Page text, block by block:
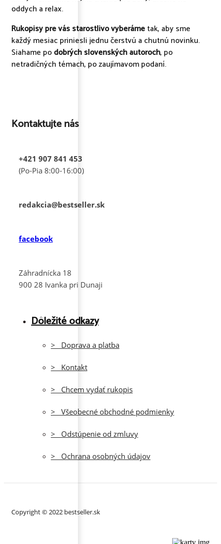
oddych a relax.
Rukopisy pre vás starostlivo vyberámetak, aby sme
každý mesiac priniesli jednu čerstvú a chutnú novinku.
Siahame podobrých slovenských autoroch, po
netradičných témach, po zaujímavom podaní.
Kontaktujte nás
+421 907 841 453
(Po-Pia 8:00-16:00)
redakcia@bestseller.sk
facebook
Záhradnícka 18
900 28 Ivanka pri Dunaji
Dôležité odkazy
> Doprava a platba
> Kontakt
> Chcem vydať rukopis
> Všeobecné obchodné podmienky
> Odstúpenie od zmluvy
> Ochrana osobných údajov
Copyright © 2022 bestseller.sk